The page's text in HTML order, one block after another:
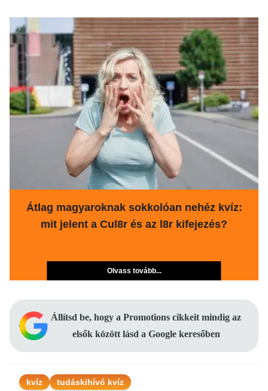
Átlag magyaroknak sokkolóan nehéz kvíz:
mit jelent a Cul8r és az l8r kifejezés?
Olvass tovább...
Állítsd be, hogy a Promotions cikkeit mindig az
elsők között lásd a Google keresőben
kvíz tudáskihívó kvíz